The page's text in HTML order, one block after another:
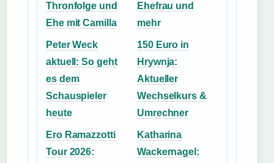
Thronfolge und
Ehe mit Camilla
Ehefrau und
mehr
Peter Weck
aktuell: So geht
es dem
Schauspieler
heute
150 Euro in
Hrywnja:
Aktueller
Wechselkurs &
Umrechner
Ero Ramazzotti
Tour 2026:
Katharina
Wackernagel: